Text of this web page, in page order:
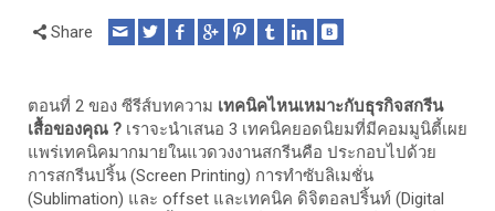
Share
ตอนที่ 2 ของ ซีรีส์บทความ เทคนิคไหนเหมาะกับธุรกิจสกรีน
เสื้อของคุณ ? เราจะนำเสนอ 3 เทคนิคยอดนิยมที่มีคอมมูนิตี้เผย
แพร่เทคนิคมากมายในแวดวงงานสกรีนคือ ประกอบไปด้วย
การสกรีนปริ้น (Screen Printing) การทำซับลิเมชั่น
(Sublimation) และ offset และเทคนิค ดิจิตอลปริ้นท์ (Digital